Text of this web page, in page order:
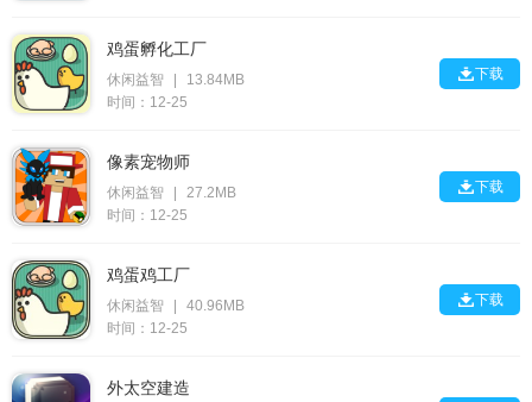
鸡蛋孵化工厂
休闲益智
13.84MB
时间：12-25
下载
像素宠物师
休闲益智
27.2MB
时间：12-25
下载
鸡蛋鸡工厂
休闲益智
40.96MB
时间：12-25
下载
外太空建造